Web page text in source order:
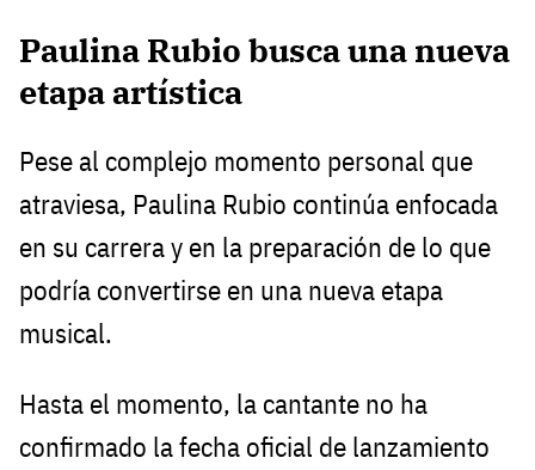
Paulina Rubio busca una nueva
etapa artística
Pese al complejo momento personal que
atraviesa, Paulina Rubio continúa enfocada
en su carrera y en la preparación de lo que
podría convertirse en una nueva etapa
musical.
Hasta el momento, la cantante no ha
confirmado la fecha oficial de lanzamiento